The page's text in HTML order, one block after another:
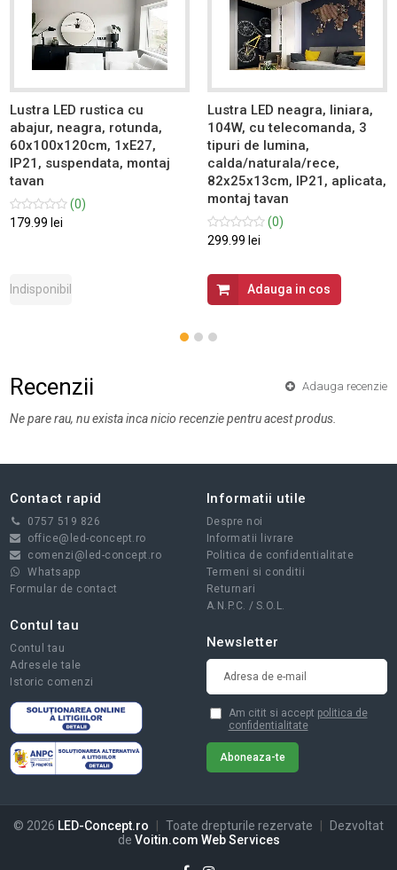
Lustra LED rustica cu
abajur, neagra, rotunda,
60x100x120cm, 1xE27,
IP21, suspendata, montaj
tavan
(0)
179.99 lei
Indisponibil
Lustra LED neagra, liniara,
104W, cu telecomanda, 3
tipuri de lumina,
calda/naturala/rece,
82x25x13cm, IP21, aplicata,
montaj tavan
(0)
299.99 lei
Adauga in cos
Recenzii Adauga recenzie
Ne pare rau, nu exista inca nicio recenzie pentru acest produs.
Contact rapid
0757 519 826
office@led-concept.ro
comenzi@led-concept.ro
Whatsapp
Formular de contact
Informatii utile
Despre noi
Informatii livrare
Politica de confidentialitate
Termeni si conditii
Returnari
A.N.P.C. / S.O.L.
Contul tau
Contul tau
Adresele tale
Istoric comenzi
Newsletter
Am citit si accept politica de
confidentialitate
© 2026 LED-Concept.ro | Toate drepturile rezervate |
Dezvoltat
de Voitin.com Web Services